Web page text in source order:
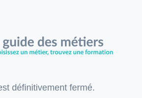
définitivement fermé.